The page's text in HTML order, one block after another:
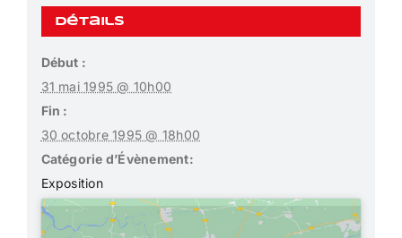
Détails
Début :
31 mai 1995 @ 10h00
Fin :
30 octobre 1995 @ 18h00
Catégorie d’Évènement:
Exposition